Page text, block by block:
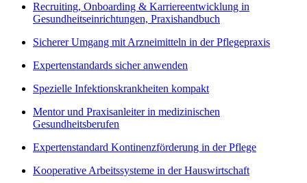
Recruiting, Onboarding & Karriereentwicklung in
Gesundheitseinrichtungen, Praxishandbuch
Sicherer Umgang mit Arzneimitteln in der Pflegepraxis
Expertenstandards sicher anwenden
Spezielle Infektionskrankheiten kompakt
Mentor und Praxisanleiter in medizinischen
Gesundheitsberufen
Expertenstandard Kontinenzförderung in der Pflege
Kooperative Arbeitssysteme in der Hauswirtschaft